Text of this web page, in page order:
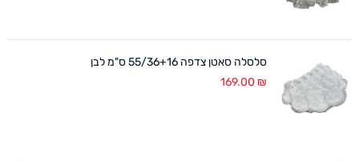
סלסלה סאטן צדפה 55/36+16 ס"מ לבן
169.00 ₪